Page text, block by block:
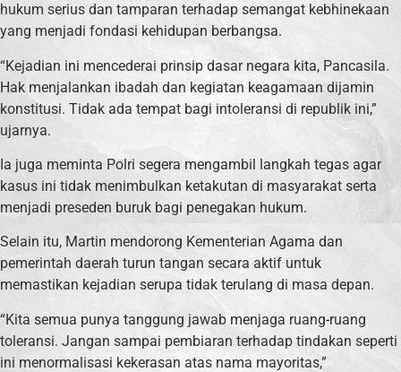
hukum serius dan tamparan terhadap semangat kebhinekaan
yang menjadi fondasi kehidupan berbangsa.
“Kejadian ini mencederai prinsip dasar negara kita, Pancasila.
Hak menjalankan ibadah dan kegiatan keagamaan dijamin
konstitusi. Tidak ada tempat bagi intoleransi di republik ini,”
ujarnya.
Ia juga meminta Polri segera mengambil langkah tegas agar
kasus ini tidak menimbulkan ketakutan di masyarakat serta
menjadi preseden buruk bagi penegakan hukum.
Selain itu, Martin mendorong Kementerian Agama dan
pemerintah daerah turun tangan secara aktif untuk
memastikan kejadian serupa tidak terulang di masa depan.
“Kita semua punya tanggung jawab menjaga ruang-ruang
toleransi. Jangan sampai pembiaran terhadap tindakan seperti
ini menormalisasi kekerasan atas nama mayoritas,”